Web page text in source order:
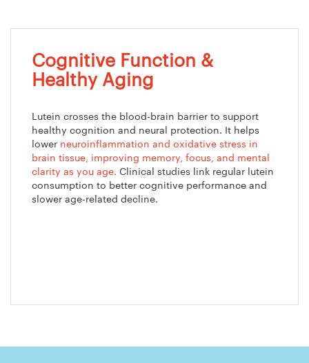
Cognitive Function &
Healthy Aging
Lutein crosses the blood-brain barrier to support
healthy cognition and neural protection. It helps
lower neuroinflammation and oxidative stress in
brain tissue, improving memory, focus, and mental
clarity as you age. Clinical studies link regular lutein
consumption to better cognitive performance and
slower age-related decline.